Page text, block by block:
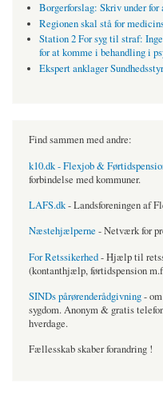
Borgerforslag: Skriv under
Regionen skal stå for
Station 2 For syg til straf:
for at komme i behandling i
Ekspert anklager
Find sammen med andre:
k10.dk - Flexjob &
forbindelse med kommuner.
LAFS.dk- Landsforeningen af
Næstehjælperne - Netværk for
For Retssikerhed- Hjælp til
(kontanthjælp, førtidspension
SINDs pårørenderådgivning-
sygdom. Anonym & gratis
hverdage.
Fællesskab skaber forandring !